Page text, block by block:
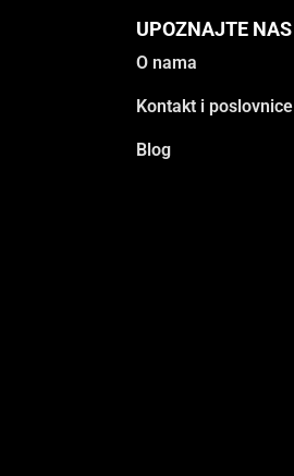
UPOZNAJTE NAS
O nama
Kontakt i poslovnice
Blog